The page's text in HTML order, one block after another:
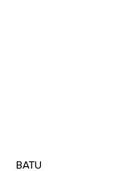
BATU